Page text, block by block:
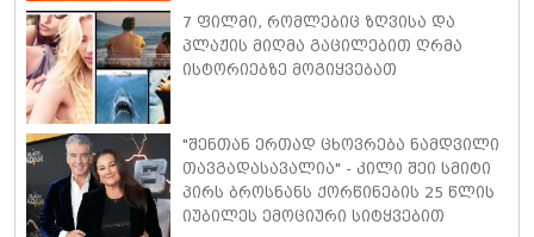
7 ფილმი, რომლებიც ზღვისა და
პლაჟის მიღმა გაცილებით ღრმა
ისტორიებზე მოგიყვებათ
"შენთან ერთად ცხოვრება ნამდვილი
თავგადასავალია" - კილი შეი სმიტი
პირს ბროსნანს ქორწინების 25 წლის
იუბილეს ემოციური სიტყვებით